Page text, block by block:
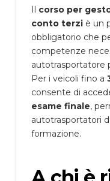
corso per
conto terziè un
obbligatorio che
competenze
autotrasportatore
Per i veicoli fino a
consente di
esame finale,
autotrasportatori
formazione.